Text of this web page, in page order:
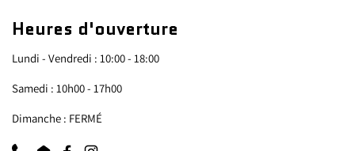
Heures d'ouverture
Lundi - Vendredi : 10:00 - 18:00
Samedi : 10h00 - 17h00
Dimanche : FERMÉ